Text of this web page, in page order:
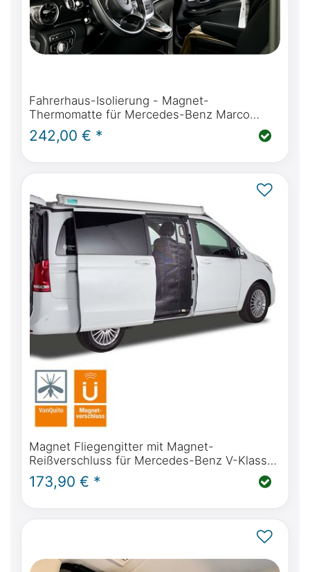
Fahrerhaus-Isolierung - Magnet-
Thermomatte für Mercedes-Benz Marco
Polo, Horizon, Activity (W447) & Mercedes-
Benz V-Klasse / Vito ab BJ2014
242,00 € *
Magnet Fliegengitter mit Magnet-
Reißverschluss für Mercedes-Benz V-Klasse,
Vito, Marco Polo, Horizon, Activity (W447) &
Viano (W639) Schiebetür(en)
173,90 € *